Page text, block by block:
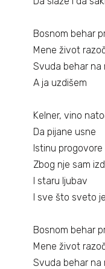
Bosnom behar
Mene život
Svuda behar na
A ja uzdišem
Kelner, vino
Da pijane usne
Istinu progovore
Zbog nje sam
I staru ljubav
I sve što sveto je
Bosnom behar
Mene život
Svuda behar na